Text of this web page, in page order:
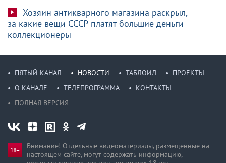
Хозяин антикварного магазина раскрыл,
за какие вещи СССР платят большие деньги
коллекционеры
ПЯТЫЙ КАНАЛ НОВОСТИ ТАБЛОИД
ПРОЕКТЫ
О КАНАЛЕ
ТЕЛЕПРОГРАММА
КОНТАКТЫ
ПОЛНАЯ ВЕРСИЯ
Внимание! Отдельные видеоматериалы, размещенные на
настоящем сайте, могут содержать информацию,